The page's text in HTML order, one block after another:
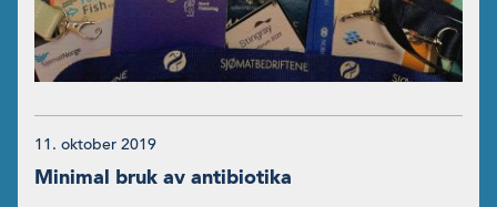
11. oktober 2019
Minimal bruk av antibiotika